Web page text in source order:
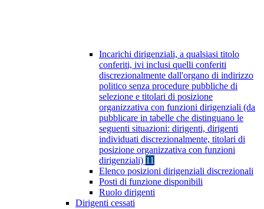
Incarichi dirigenziali, a qualsiasi titolo
conferiti, ivi inclusi quelli conferiti
discrezionalmente dall'organo di indirizzo
politico senza procedure pubbliche di
selezione e titolari di posizione
organizzativa con funzioni dirigenziali (da
pubblicare in tabelle che distinguano le
seguenti situazioni: dirigenti, dirigenti
individuati discrezionalmente, titolari di
posizione organizzativa con funzioni
dirigenziali) 11
Elenco posizioni dirigenziali discrezionali
Posti di funzione disponibili
Ruolo dirigenti
Dirigenti cessati